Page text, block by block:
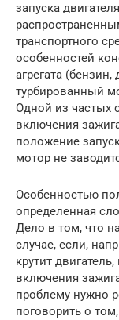
запуска
транспортного
особенностей
агрегата
турбированный
Одной из частых
включения
положение
мотор не
Особенностью
определенная
Дело в том, что
случае, если,
крутит
включения
проблему нужно
поговорить о